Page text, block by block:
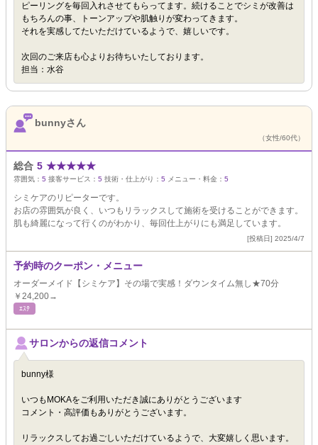
ピーリングを毎回入れさせてもらってます。続けることでシミが改善は
もちろんの事、トーンアップや肌触りが変わってきます。
それを実感してたいただけているようで、嬉しいです。
次回のご来店も心よりお待ちいたしております。
担当：水谷
bunnyさん
（女性/60代）
総合 5 ★★★★★
雰囲気： 5 接客サービス： 5 技術・仕上がり： 5 メニュー・料金： 5
シミケアのリピーターです。
お店の雰囲気が良く、いつもリラックスして施術を受けることができます。
肌も綺麗になって行くのがわかり、毎回仕上がりにも満足しています。
[投稿日] 2025/4/7
予約時のクーポン・メニュー
オーダーメイド【シミケア】その場で実感！ダウンタイム無し★70分
￥24,200→
ｴｽﾃ
サロンからの返信コメント
bunny様
いつもMOKAをご利用いただき誠にありがとうございます
コメント・高評価もありがとうございます。
リラックスしてお過ごしいただけているようで、大変嬉しく思います。